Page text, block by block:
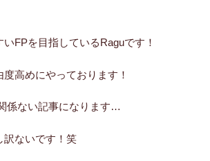
FPを目指しているRaguです！
高めにやっております！
係ない記事になります…
訳ないです！笑